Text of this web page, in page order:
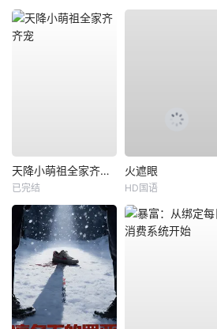
天降小萌祖全家齐齐宠
已完结
火遮眼
HD国语